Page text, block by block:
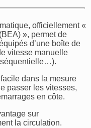
officiellement «
», permet de
d’une boîte de
vitesse manuelle
séquentielle…).
dans la mesure
passer les vitesses,
en côte.
sur
la circulation.